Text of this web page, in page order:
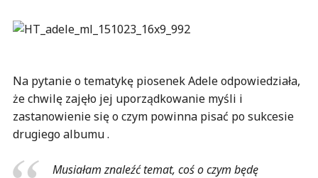
Na pytanie o tematykę piosenek Adele odpowiedziała,
że chwilę zajęło jej uporządkowanie myśli i
zastanowienie się o czym powinna pisać po sukcesie
drugiego albumu .
Musiałam znaleźć temat, coś o czym będę